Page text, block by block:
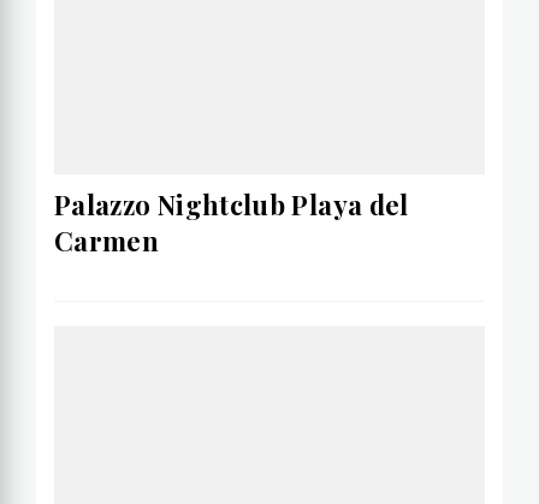
Palazzo Nightclub Playa del
Carmen